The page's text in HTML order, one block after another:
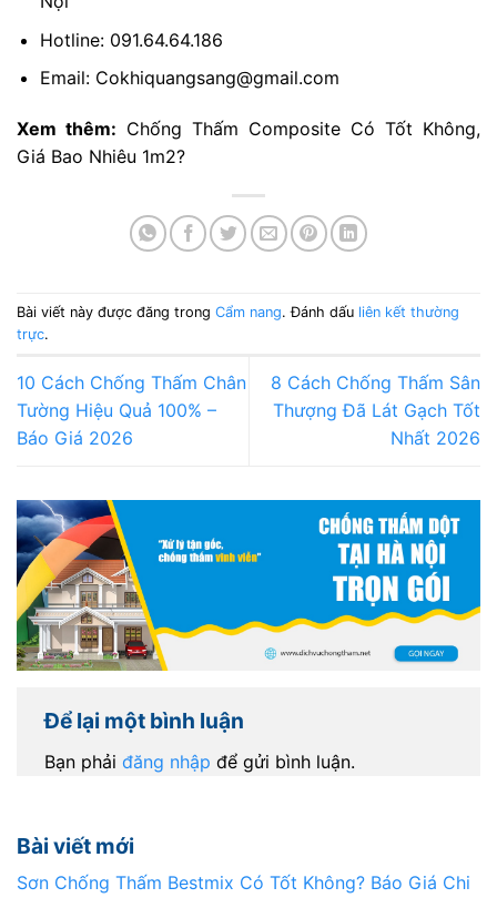
Hotline: 091.64.64.186
Email: Cokhiquangsang@gmail.com
Xem thêm: Chống Thấm Composite Có Tốt Không,
Giá Bao Nhiêu 1m2?
Bài viết này được đăng trong Cẩm nang. Đánh dấu liên kết thường
trực.
10 Cách Chống Thấm Chân
Tường Hiệu Quả 100% –
Báo Giá 2026
8 Cách Chống Thấm Sân
Thượng Đã Lát Gạch Tốt
Nhất 2026
Để lại một bình luận
Bạn phải đăng nhập để gửi bình luận.
Bài viết mới
Sơn Chống Thấm Bestmix Có Tốt Không? Báo Giá Chi